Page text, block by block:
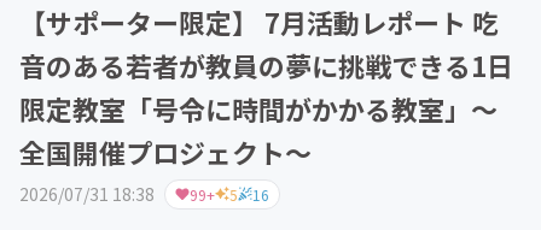
【サポーター限定】 7月活動レポート 吃
音のある若者が教員の夢に挑戦できる1日
限定教室「号令に時間がかかる教室」～
全国開催プロジェクト～
2026/07/31 18:38 99+ 5 16